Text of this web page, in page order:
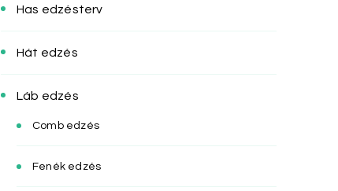
Has edzésterv
Hát edzés
Láb edzés
Comb edzés
Fenék edzés